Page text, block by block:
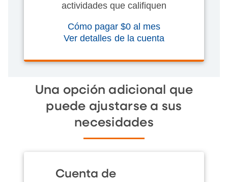
actividades que califiquen
Cómo pagar $0 al mes
Ver detalles de la cuenta
Una opción adicional que
puede ajustarse a sus
necesidades
Cuenta de